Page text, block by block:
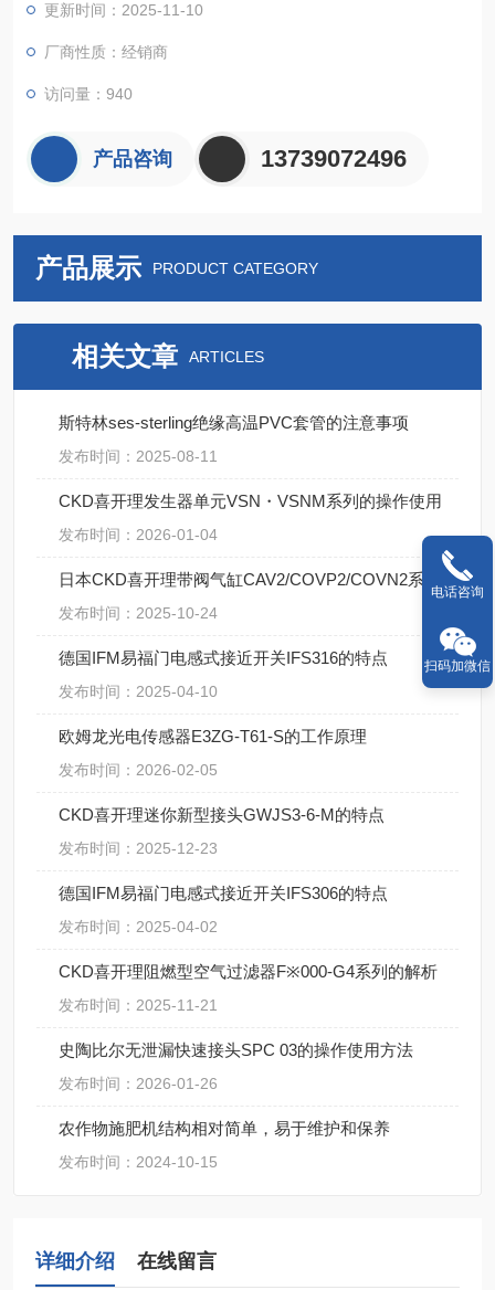
更新时间：2025-11-10
厂商性质：经销商
访问量：940
产品咨询 13739072496
产品展示 PRODUCT CATEGORY
相关文章 ARTICLES
斯特林ses-sterling绝缘高温PVC套管的注意事项
发布时间：2025-08-11
CKD喜开理发生器单元VSN・VSNM系列的操作使用
发布时间：2026-01-04
日本CKD喜开理带阀气缸CAV2/COVP2/COVN2系列的不同【湖南中村】
发布时间：2025-10-24
德国IFM易福门电感式接近开关IFS316的特点
发布时间：2025-04-10
欧姆龙光电传感器E3ZG-T61-S的工作原理
发布时间：2026-02-05
CKD喜开理迷你新型接头GWJS3-6-M的特点
发布时间：2025-12-23
德国IFM易福门电感式接近开关IFS306的特点
发布时间：2025-04-02
CKD喜开理阻燃型空气过滤器F※000-G4系列的解析
发布时间：2025-11-21
史陶比尔无泄漏快速接头SPC 03的操作使用方法
发布时间：2026-01-26
农作物施肥机结构相对简单，易于维护和保养
发布时间：2024-10-15
详细介绍 在线留言
电话咨询
扫码加微信